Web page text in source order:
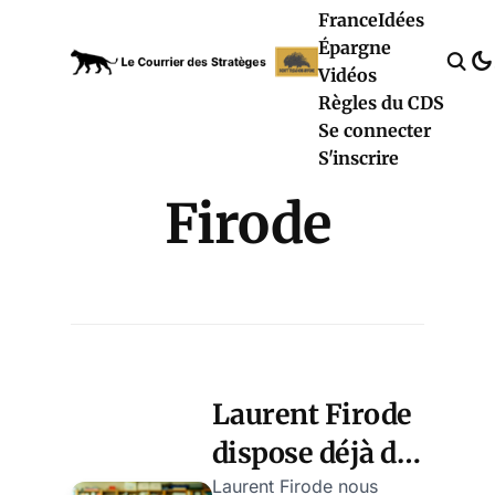
FranceIdées
Épargne
Vidéos
Règles du CDS
Se connecter
S'inscrire
Firode
Laurent Firode
dispose déjà de
Laurent Firode nous